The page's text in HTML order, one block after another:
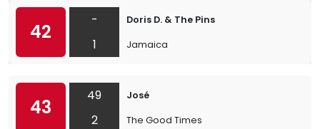
42
-
1
Doris D. & The Pins
Jamaica
43
49
2
José
The Good Times